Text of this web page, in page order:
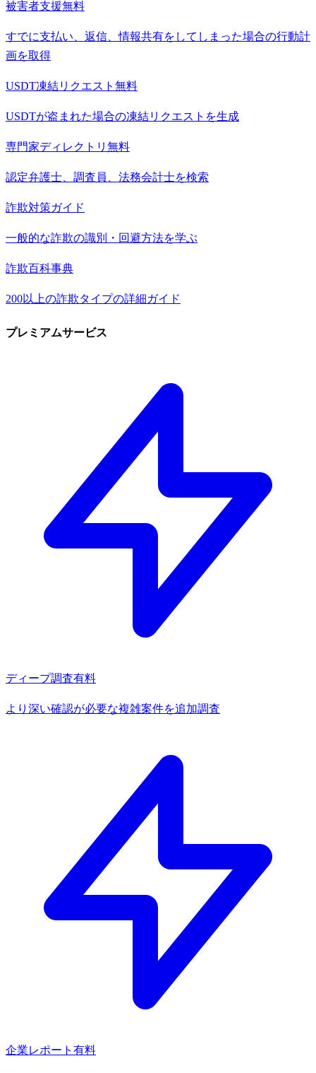
被害者支援無料
すでに支払い、返信、情報共有をしてしまった場合の行動計
画を取得
USDT凍結リクエスト 無料
USDTが盗まれた場合の凍結リクエストを生成
専門家ディレクトリ 無料
認定弁護士、調査員、法務会計士を検索
詐欺対策ガイド
一般的な詐欺の識別・回避方法を学ぶ
詐欺百科事典
200以上の詐欺タイプの詳細ガイド
プレミアムサービス
ディープ調査有料
より深い確認が必要な複雑案件を追加調査
企業レポート 有料